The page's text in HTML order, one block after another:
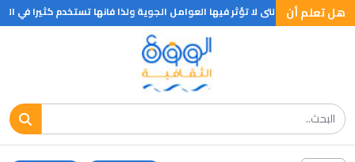
هل تعلم أن
النارية التى لا تؤثر فيها العوامل الجوية ولذا فانها تستخدم كثيرا في